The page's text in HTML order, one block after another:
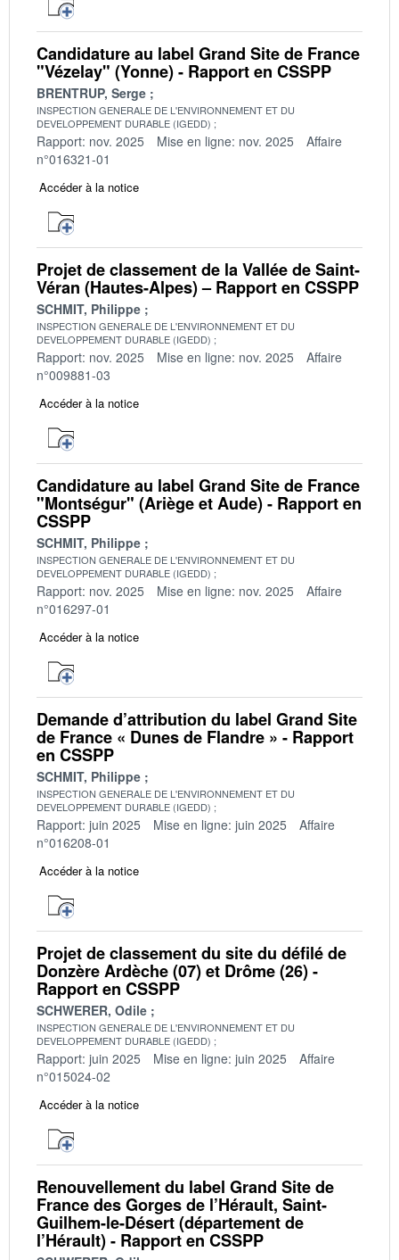
Candidature au label Grand Site de France
"Vézelay" (Yonne) - Rapport en CSSPP
BRENTRUP, Serge
INSPECTION GENERALE DE L'ENVIRONNEMENT ET DU
DEVELOPPEMENT DURABLE (IGEDD)
Rapport: nov. 2025 Mise en ligne: nov. 2025
Affaire
n°016321-01
Accéder à la notice
Projet de classement de la Vallée de Saint-
Véran (Hautes-Alpes) – Rapport en CSSPP
SCHMIT, Philippe
INSPECTION GENERALE DE L'ENVIRONNEMENT ET DU
DEVELOPPEMENT DURABLE (IGEDD)
Rapport: nov. 2025 Mise en ligne: nov. 2025
Affaire
n°009881-03
Accéder à la notice
Candidature au label Grand Site de France
"Montségur" (Ariège et Aude) - Rapport en
CSSPP
SCHMIT, Philippe
INSPECTION GENERALE DE L'ENVIRONNEMENT ET DU
DEVELOPPEMENT DURABLE (IGEDD)
Rapport: nov. 2025 Mise en ligne: nov. 2025
Affaire
n°016297-01
Accéder à la notice
Demande d’attribution du label Grand Site
de France « Dunes de Flandre » - Rapport
en CSSPP
SCHMIT, Philippe
INSPECTION GENERALE DE L'ENVIRONNEMENT ET DU
DEVELOPPEMENT DURABLE (IGEDD)
Rapport: juin 2025 Mise en ligne: juin 2025
Affaire
n°016208-01
Accéder à la notice
Projet de classement du site du défilé de
Donzère Ardèche (07) et Drôme (26) -
Rapport en CSSPP
SCHWERER, Odile
INSPECTION GENERALE DE L'ENVIRONNEMENT ET DU
DEVELOPPEMENT DURABLE (IGEDD)
Rapport: juin 2025 Mise en ligne: juin 2025
Affaire
n°015024-02
Accéder à la notice
Renouvellement du label Grand Site de
France des Gorges de l’Hérault, Saint-
Guilhem-le-Désert (département de
l’Hérault) - Rapport en CSSPP